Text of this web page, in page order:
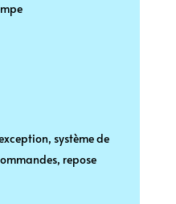
système de
repose